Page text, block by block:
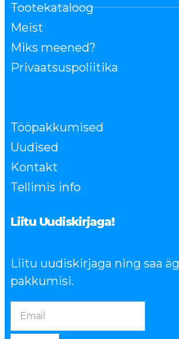
Tootekataloog
Meist
Miks meened?
Privaatsuspoliitika
Tööpakkumised
Uudised
Kontakt
Tellimis info
Liitu Uudiskirjaga!
Liitu uudiskirjaga ning saa
pakkumisi.